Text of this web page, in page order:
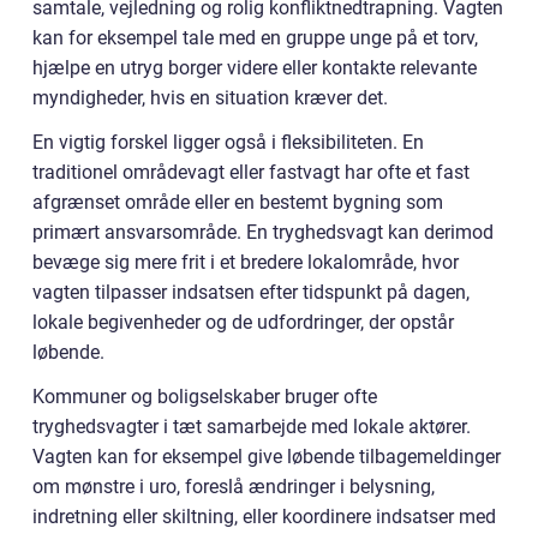
samtale, vejledning og rolig konfliktnedtrapning. Vagten
kan for eksempel tale med en gruppe unge på et torv,
hjælpe en utryg borger videre eller kontakte relevante
myndigheder, hvis en situation kræver det.
En vigtig forskel ligger også i fleksibiliteten. En
traditionel områdevagt eller fastvagt har ofte et fast
afgrænset område eller en bestemt bygning som
primært ansvarsområde. En tryghedsvagt kan derimod
bevæge sig mere frit i et bredere lokalområde, hvor
vagten tilpasser indsatsen efter tidspunkt på dagen,
lokale begivenheder og de udfordringer, der opstår
løbende.
Kommuner og boligselskaber bruger ofte
tryghedsvagter i tæt samarbejde med lokale aktører.
Vagten kan for eksempel give løbende tilbagemeldinger
om mønstre i uro, foreslå ændringer i belysning,
indretning eller skiltning, eller koordinere indsatser med